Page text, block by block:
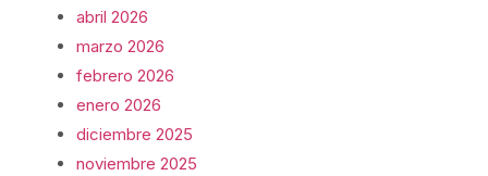
abril 2026
marzo 2026
febrero 2026
enero 2026
diciembre 2025
noviembre 2025